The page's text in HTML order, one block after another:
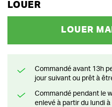
LOUER
LOUER
Commandé avant 13h pendant la semaine? Livré le
jour suivant ou prêt à
Commandé pendant le weekend? Livré ou prêt à être
enlevé à partir du lundi à